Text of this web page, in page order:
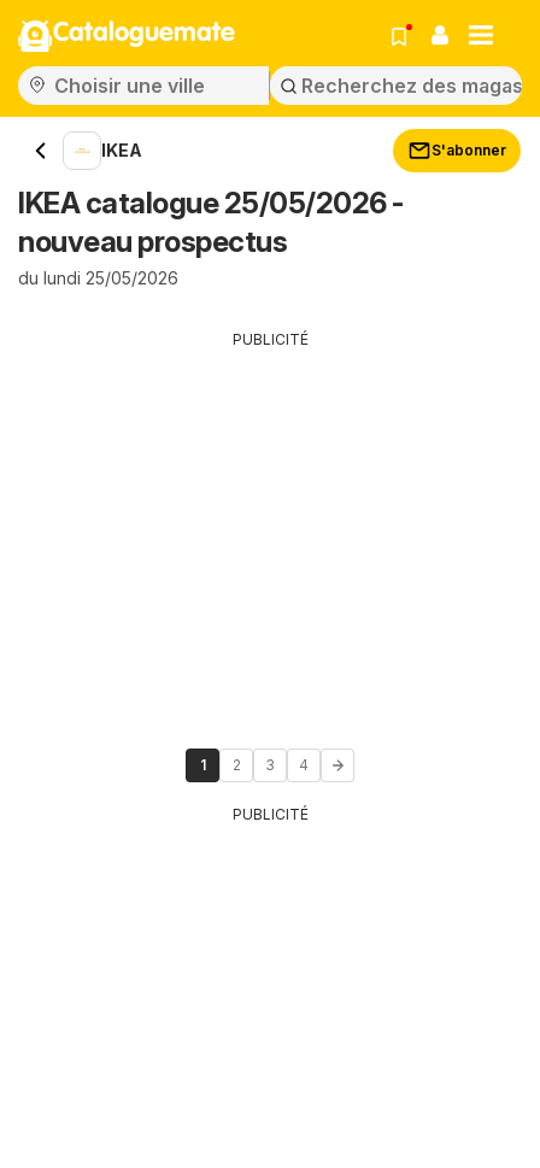
Cataloguemate
IKEA S'abonner
IKEA catalogue 25/05/2026 -
nouveau prospectus
du lundi 25/05/2026
PUBLICITÉ
1 2 3 4
PUBLICITÉ